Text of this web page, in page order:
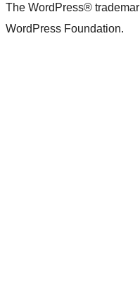
The WordPress®
WordPress Foundation.